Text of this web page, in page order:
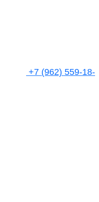
+7 (962) 559-18-